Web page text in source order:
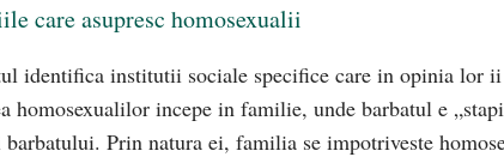
care asupresc homosexualii
identifica institutii sociale specifice care in opinia lor
homosexualilor incepe in familie, unde barbatul e
barbatului. Prin natura ei, familia se impotriveste